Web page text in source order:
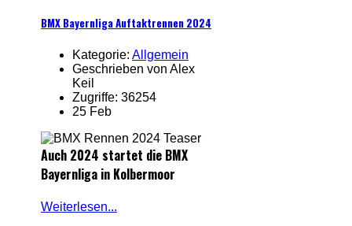
BMX Bayernliga Auftaktrennen 2024
Kategorie: Allgemein
Geschrieben von Alex
Keil
Zugriffe: 36254
25 Feb
Auch 2024 startet die BMX
Bayernliga in Kolbermoor
Weiterlesen...